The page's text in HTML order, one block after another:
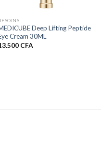
Deep Lifting Peptide
Cream 30ML
CFA